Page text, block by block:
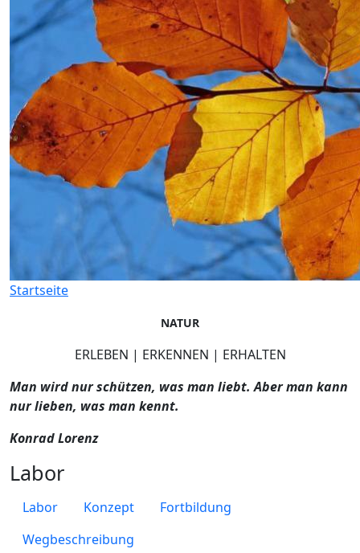
Startseite
NATUR
ERLEBEN | ERKENNEN | ERHALTEN
Man wird nur schützen, was man liebt. Aber man kann
nur lieben, was man kennt.
Konrad Lorenz
Labor
Labor Konzept
Fortbildung
Wegbeschreibung